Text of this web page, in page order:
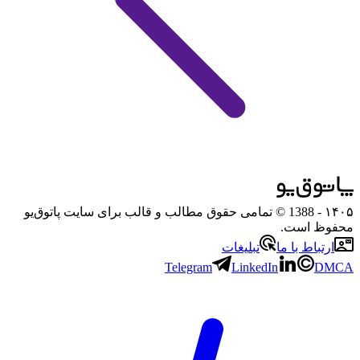
۱۴۰۵
- 1388 © تمامی حقوق مطالب و قالب برای سایت پاتوق‌یو
محفوظ است.
ارتباط با ما
تبلیغات
Telegram
LinkedIn DMCA